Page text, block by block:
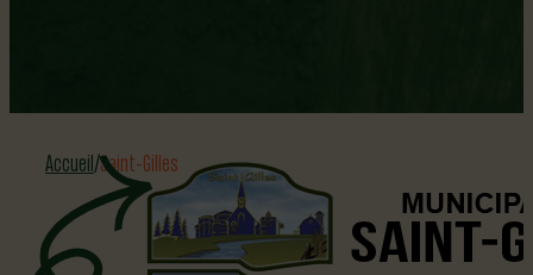
Accueil Saint-Gilles